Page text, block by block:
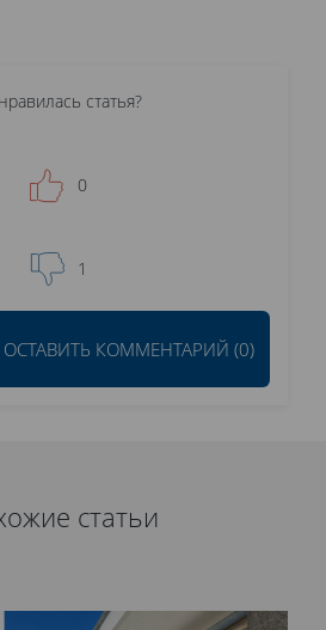
статья?
0
1
ОСТАВИТЬ КОММЕНТАРИЙ (0)
статьи